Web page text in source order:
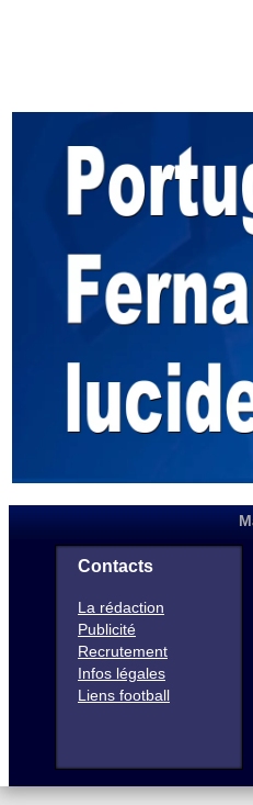
Contacts
La rédaction
Publicité
Recrutement
Infos légales
Liens football